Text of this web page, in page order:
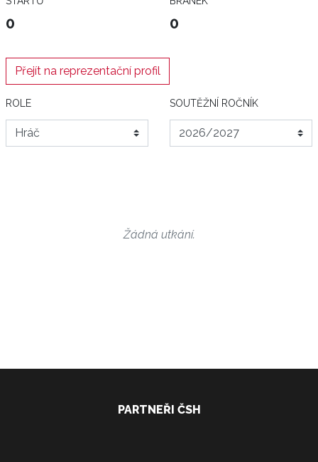
0 0
Přejít na reprezentační profil
ROLE SOUTĚŽNÍ ROČNÍK
Žádná utkání.
PARTNEŘI ČSH